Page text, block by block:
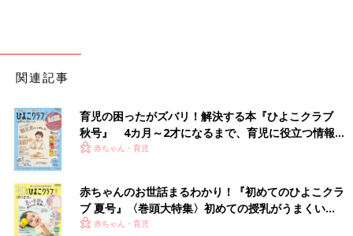
【ユニクロ】暖かくて軽いから、秋口はサラッと着
関連記事
育児の困ったがズバリ！解決する本『ひよこクラブ
秋号』 4カ月～2才になるまで、育児に役立つ情報が
いっぱい！
赤ちゃん・育児
赤ちゃんのお世話まるわかり！『初めてのひよこクラ
ブ 夏号』〈巻頭大特集〉初めての授乳がうまくい
く！ おっぱい・ミルクの基本と夏のトラブル 解決テ
赤ちゃん・育児